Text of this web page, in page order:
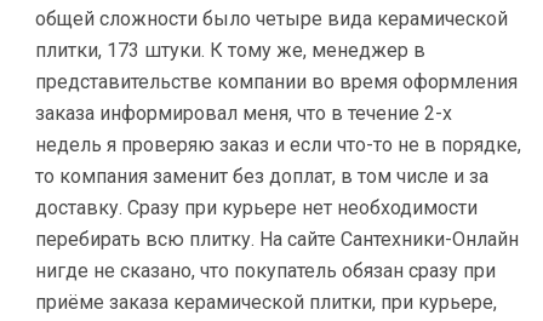
общей сложности было четыре вида керамической
плитки, 173 штуки. К тому же, менеджер в
представительстве компании во время оформления
заказа информировал меня, что в течение 2-х
недель я проверяю заказ и если что-то не в порядке,
то компания заменит без доплат, в том числе и за
доставку. Сразу при курьере нет необходимости
перебирать всю плитку. На сайте Сантехники-Онлайн
нигде не сказано, что покупатель обязан сразу при
приёме заказа керамической плитки, при курьере,